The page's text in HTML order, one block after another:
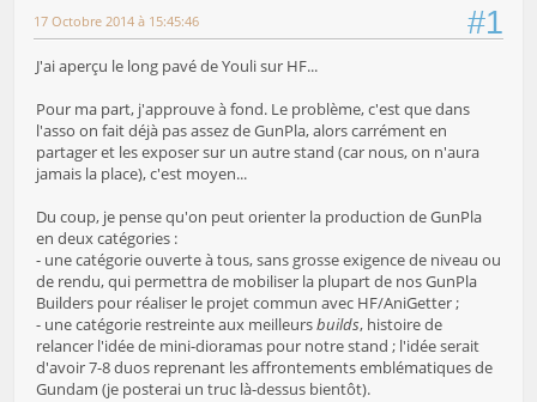
#1
17 Octobre 2014 à 15:45:46
J'ai aperçu le long pavé de Youli sur HF...
Pour ma part, j'approuve à fond. Le problème, c'est que dans
l'asso on fait déjà pas assez de GunPla, alors carrément en
partager et les exposer sur un autre stand (car nous, on n'aura
jamais la place), c'est moyen...
Du coup, je pense qu'on peut orienter la production de GunPla
en deux catégories :
- une catégorie ouverte à tous, sans grosse exigence de niveau ou
de rendu, qui permettra de mobiliser la plupart de nos GunPla
Builders pour réaliser le projet commun avec HF/AniGetter ;
- une catégorie restreinte aux meilleursbuilds, histoire de
relancer l'idée de mini-dioramas pour notre stand ; l'idée serait
d'avoir 7-8 duos reprenant les affrontements emblématiques de
Gundam (je posterai un truc là-dessus bientôt).